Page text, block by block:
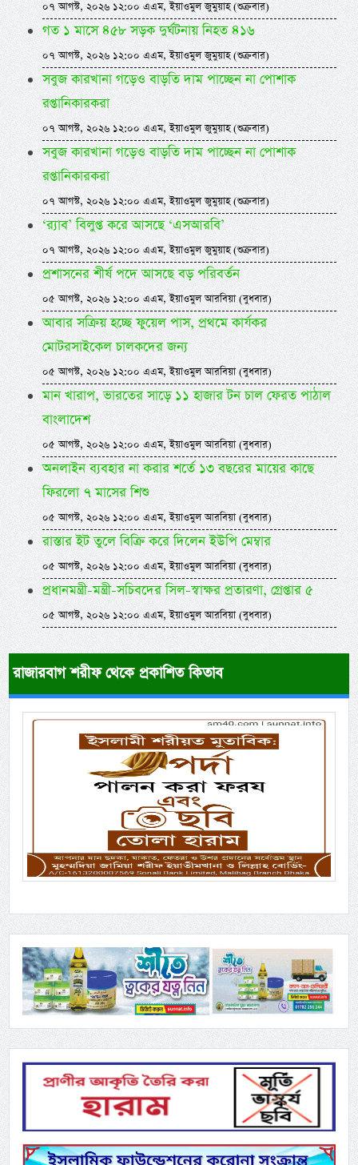
০৭ আগস্ট, ২০২৬ ১২:০০ এএম, ইয়াওমুল জুমুয়াহ (শুক্রবার)
গত ১ মাসে ৪৫৮ সড়ক দুর্ঘটনায় নিহত ৪১৬
০৭ আগস্ট, ২০২৬ ১২:০০ এএম, ইয়াওমুল জুমুয়াহ (শুক্রবার)
সবুজ কারখানা গড়েও বাড়তি দাম পাচ্ছেন না পোশাক
রপ্তানিকারকরা
০৭ আগস্ট, ২০২৬ ১২:০০ এএম, ইয়াওমুল জুমুয়াহ (শুক্রবার)
সবুজ কারখানা গড়েও বাড়তি দাম পাচ্ছেন না পোশাক
রপ্তানিকারকরা
০৭ আগস্ট, ২০২৬ ১২:০০ এএম, ইয়াওমুল জুমুয়াহ (শুক্রবার)
‘র‍্যাব’ বিলুপ্ত করে আসছে ‘এসআরবি’
০৭ আগস্ট, ২০২৬ ১২:০০ এএম, ইয়াওমুল জুমুয়াহ (শুক্রবার)
প্রশাসনের শীর্ষ পদে আসছে বড় পরিবর্তন
০৫ আগস্ট, ২০২৬ ১২:০০ এএম, ইয়াওমুল আরবিয়া (বুধবার)
আবার সক্রিয় হচ্ছে ফুয়েল পাস, প্রথমে কার্যকর
মোটরসাইকেল চালকদের জন্য
০৫ আগস্ট, ২০২৬ ১২:০০ এএম, ইয়াওমুল আরবিয়া (বুধবার)
মান খারাপ, ভারতের সাড়ে ১১ হাজার টন চাল ফেরত পাঠাল
বাংলাদেশ
০৫ আগস্ট, ২০২৬ ১২:০০ এএম, ইয়াওমুল আরবিয়া (বুধবার)
অনলাইন ব্যবহার না করার শর্তে ১৩ বছরের মায়ের কাছে
ফিরলো ৭ মাসের শিশু
০৫ আগস্ট, ২০২৬ ১২:০০ এএম, ইয়াওমুল আরবিয়া (বুধবার)
রাস্তার ইট তুলে বিক্রি করে দিলেন ইউপি মেম্বার
০৫ আগস্ট, ২০২৬ ১২:০০ এএম, ইয়াওমুল আরবিয়া (বুধবার)
প্রধানমন্ত্রী-মন্ত্রী-সচিবদের সিল-স্বাক্ষর প্রতারণা, গ্রেপ্তার ৫
০৫ আগস্ট, ২০২৬ ১২:০০ এএম, ইয়াওমুল আরবিয়া (বুধবার)
রাজারবাগ শরীফ থেকে প্রকাশিত কিতাব